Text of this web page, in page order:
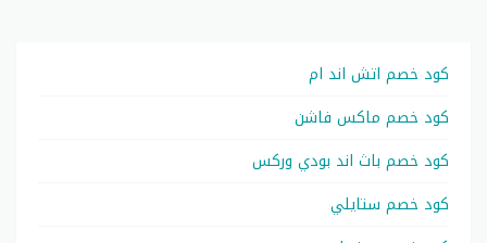
كود خصم اتش اند ام
كود خصم ماكس فاشن
كود خصم باث اند بودي وركس
كود خصم ستايلي